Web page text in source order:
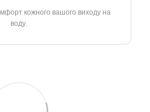
кожного вашого виходу на
воду.